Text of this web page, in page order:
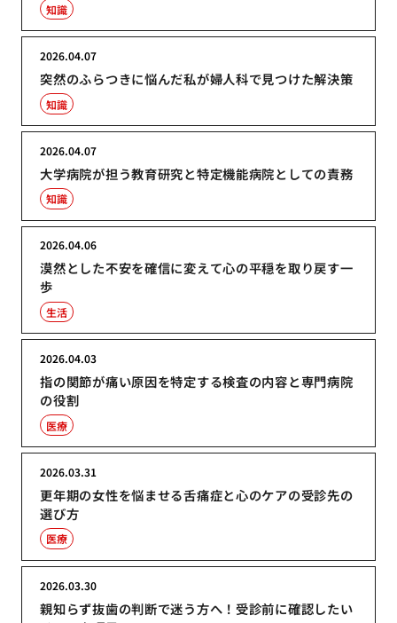
知識
突然のふらつきに悩んだ私が婦人科で見つけた解決策
2026.04.07
知識
大学病院が担う教育研究と特定機能病院としての責務
2026.04.07
知識
漠然とした不安を確信に変えて心の平穏を取り戻す一
歩
2026.04.06
生活
指の関節が痛い原因を特定する検査の内容と専門病院
の役割
2026.04.03
医療
更年期の女性を悩ませる舌痛症と心のケアの受診先の
選び方
2026.03.31
医療
親知らず抜歯の判断で迷う方へ！受診前に確認したい
2026.03.30